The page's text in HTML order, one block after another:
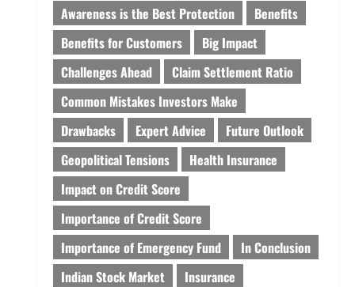
Awareness is the Best Protection
Benefits
Benefits for Customers
Big Impact
Challenges Ahead
Claim Settlement Ratio
Common Mistakes Investors Make
Drawbacks
Expert Advice
Future Outlook
Geopolitical Tensions
Health Insurance
Impact on Credit Score
Importance of Credit Score
Importance of Emergency Fund
In Conclusion
Indian Stock Market
Insurance